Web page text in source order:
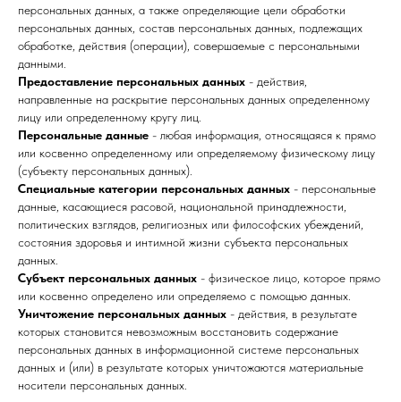
персональных данных, а также определяющие цели обработки
персональных данных, состав персональных данных, подлежащих
обработке, действия (операции), совершаемые с персональными
данными.
Предоставление персональных данных - действия,
направленные на раскрытие персональных данных определенному
лицу или определенному кругу лиц.
Персональные данные - любая информация, относящаяся к прямо
или косвенно определенному или определяемому физическому лицу
(субъекту персональных данных).
Специальные категории персональных данных - персональные
данные, касающиеся расовой, национальной принадлежности,
политических взглядов, религиозных или философских убеждений,
состояния здоровья и интимной жизни субъекта персональных
данных.
Субъект персональных данных - физическое лицо, которое прямо
или косвенно определено или определяемо с помощью данных.
Уничтожение персональных данных - действия, в результате
которых становится невозможным восстановить содержание
персональных данных в информационной системе персональных
данных и (или) в результате которых уничтожаются материальные
носители персональных данных.